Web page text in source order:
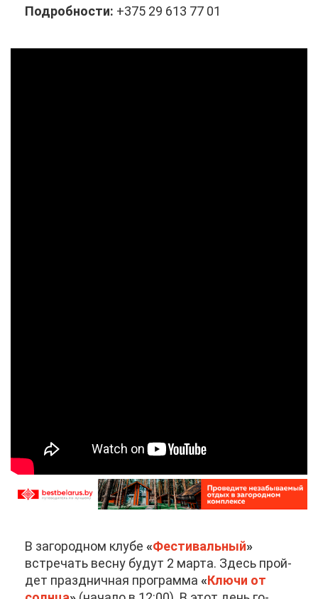
По­дроб­но­сти: +375 29 613 77 01
В за­го­род­ном клу­бе «Фе­сти­валь­ный»
встре­чать вес­ну бу­дут 2 мар­та. Здесь прой­
дет празд­нич­ная про­грам­ма «Клю­чи от